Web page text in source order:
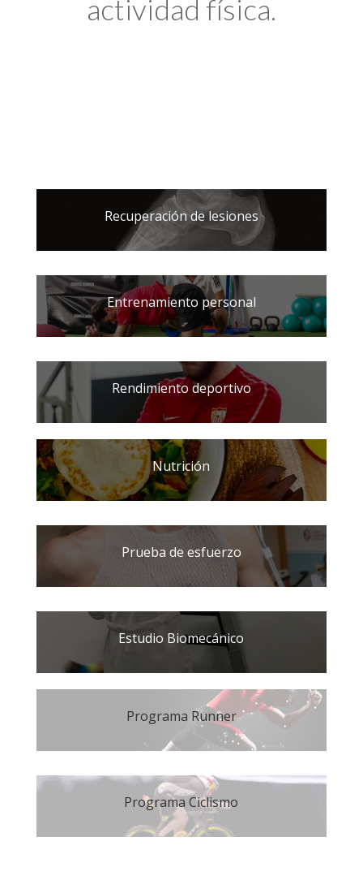
actividad física.
Recuperación de lesiones
Entrenamiento personal
Rendimiento deportivo
Nutrición
Prueba de esfuerzo
Estudio Biomecánico
Programa Runner
Programa Ciclismo